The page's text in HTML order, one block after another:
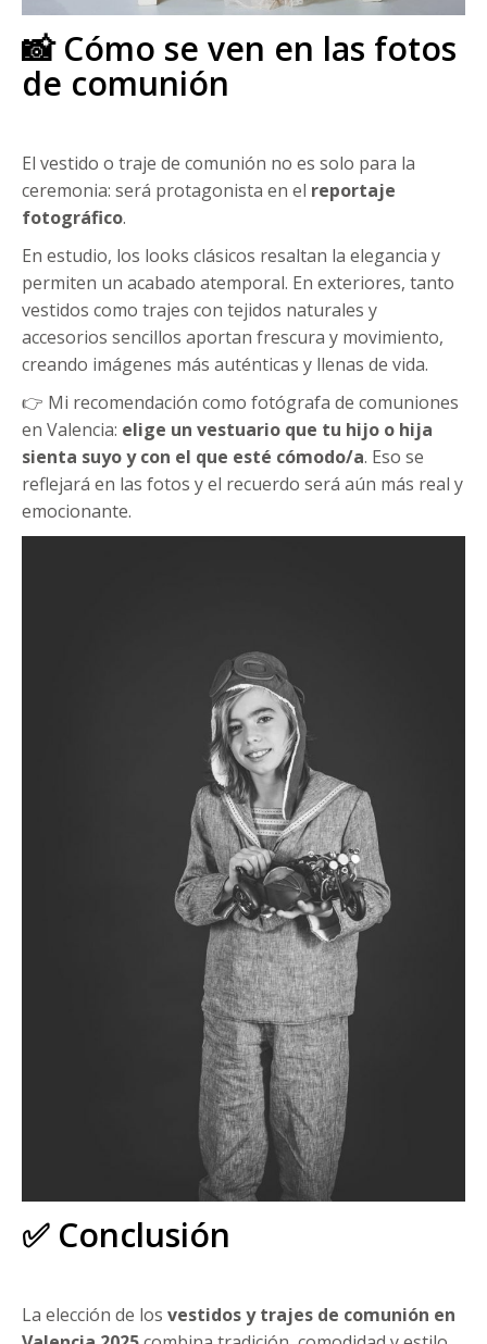
📸 Cómo se ven en las fotos
de comunión
El vestido o traje de comunión no es solo para la
ceremonia: será protagonista en el reportaje
fotográfico.
En estudio, los looks clásicos resaltan la elegancia y
permiten un acabado atemporal. En exteriores, tanto
vestidos como trajes con tejidos naturales y
accesorios sencillos aportan frescura y movimiento,
creando imágenes más auténticas y llenas de vida.
👉 Mi recomendación como fotógrafa de comuniones
en Valencia: elige un vestuario que tu hijo o hija
sienta suyo y con el que esté cómodo/a. Eso se
reflejará en las fotos y el recuerdo será aún más real y
emocionante.
✅ Conclusión
La elección de los vestidos y trajes de comunión en